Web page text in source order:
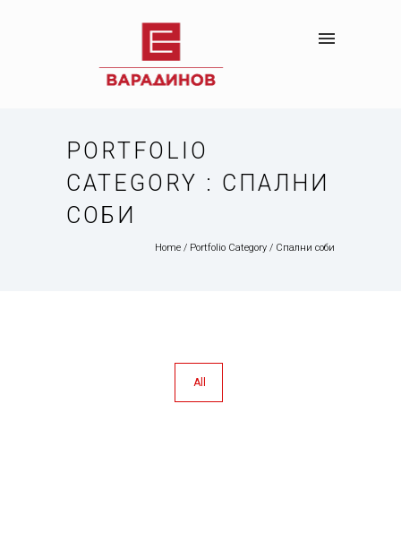
PORTFOLIO
CATEGORY : СПАЛНИ
СОБИ
Home / Portfolio Category / Спални соби
All